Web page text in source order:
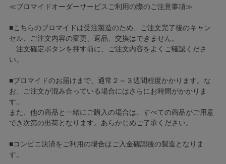
≪ブロマイドオーダーサービスご利用の際のご注意事項≫
■こちらのブロマイドは受注製造のため、ご注文完了後のキャン
セル、ご注文内容の変更、返品、交換はできません。
注文確定ボタンを押す前に、ご注文内容をよくご確認くださ
い。
■ブロマイドのお届けまで、通常２～３週間程度かかります。な
お、ご注文が混み合っている場合にはさらにお時間がかかりま
す。
また、他の商品と一緒にご購入の場合は、すべての商品がご用意
でき次第の出荷となります。あらかじめご了承ください。
■コンビニ決済をご利用の場合はご入金確認後の製造となりま
す。